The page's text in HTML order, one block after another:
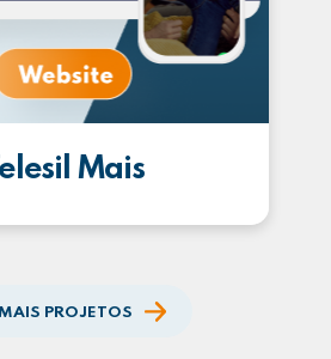
Mais
PROJETOS